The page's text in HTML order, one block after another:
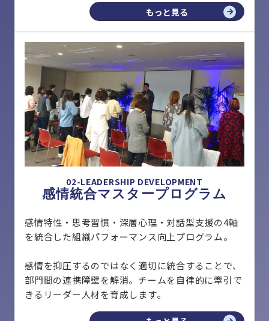
もっと見る
02-LEADERSHIP DEVELOPMENT
感情統合マスタープログラム
感情特性・思考習慣・深層心理・対話型支援の4軸
を統合した組織パフォーマンス向上プログラム。
感情を抑圧するのではなく適切に統合することで、
部門間の連携障壁を解消。チームを自律的に牽引で
きるリーダー人材を育成します。